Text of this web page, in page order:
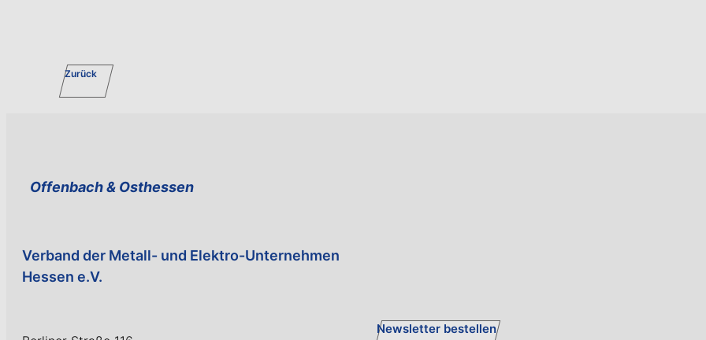
Zurück
Offenbach & Ost­hessen
Verband der Metall- und Elektro-Unternehmen
Hessen e.V.
Newsletter bestellen